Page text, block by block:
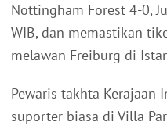
Nottingham Forest 4-0,
WIB, dan memastikan
melawan Freiburg di
Pewaris takhta Kerajaan
suporter biasa di Villa